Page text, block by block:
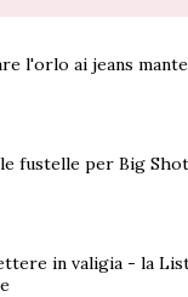
l'orlo ai jeans
fustelle per Big
in valigia - la